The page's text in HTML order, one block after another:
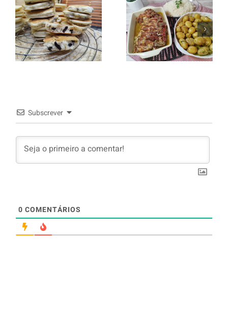
Panquecas
com Oreo
Entrecosto
italiano c/
batata a
murro e
Subscrever
0 COMENTÁRIOS